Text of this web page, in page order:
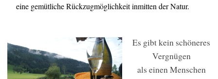
eine gemütliche Rückzugmöglichkeit inmitten der Natur.
Es gibt kein schöneres
Vergnügen
als einen Menschen